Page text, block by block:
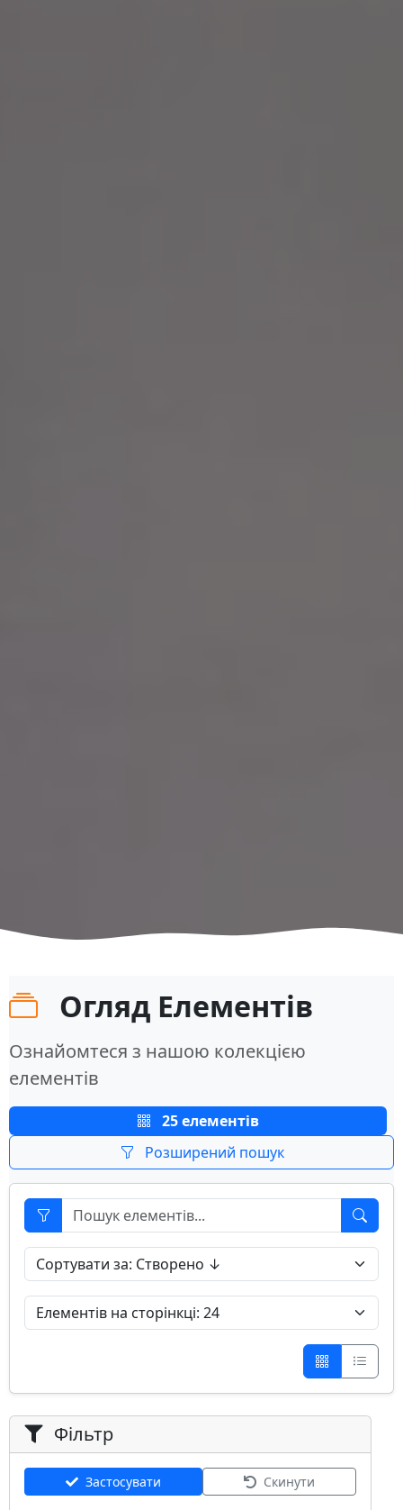
Огляд Елементів
Ознайомтеся з нашою колекцією
елементів
25 елементів
Розширений пошук
Фільтр
Застосувати Скинути